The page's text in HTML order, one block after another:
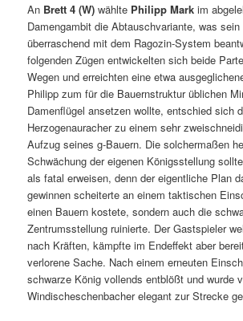
An Brett 4 (W) wählte Philipp Mark im
Damengambit die Abtauschvariante, was sein
überraschend mit dem Ragozin-System
folgenden Zügen entwickelten sich beide
Wegen und erreichten eine etwa
Philipp zum für die Bauernstruktur üblichen
Damenflügel ansetzen wollte, entschied sich
Herzogenauracher zu einem sehr
Aufzug seines g-Bauern. Die solchermaßen
Schwächung der eigenen Königsstellung
als fatal erweisen, denn der eigentliche Plan
gewinnen scheiterte an einem taktischen
einen Bauern kostete, sondern auch die
Zentrumsstellung ruinierte. Der Gastspieler
nach Kräften, kämpfte im Endeffekt aber
verlorene Sache. Nach einem erneuten
schwarze König vollends entblößt und wurde
Windischeschenbacher elegant zur Strecke